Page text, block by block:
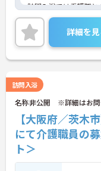
訪問入浴では看護職
全面と生活支援の両
心で働きやすく、研修
ため、在宅分野が初
できる環境です。地
して、安定して長く
■ 日勤のみで安定ライ
生活リズムを整えや
・「8:30～17:30の固
・「日曜固定休」で
・週1日～相談可能で
→ 無理なく続けられる
詳細を
訪問入浴
名称非公開 ※詳細はお問
【大阪府／茨木
にて介護職員の
ト＞